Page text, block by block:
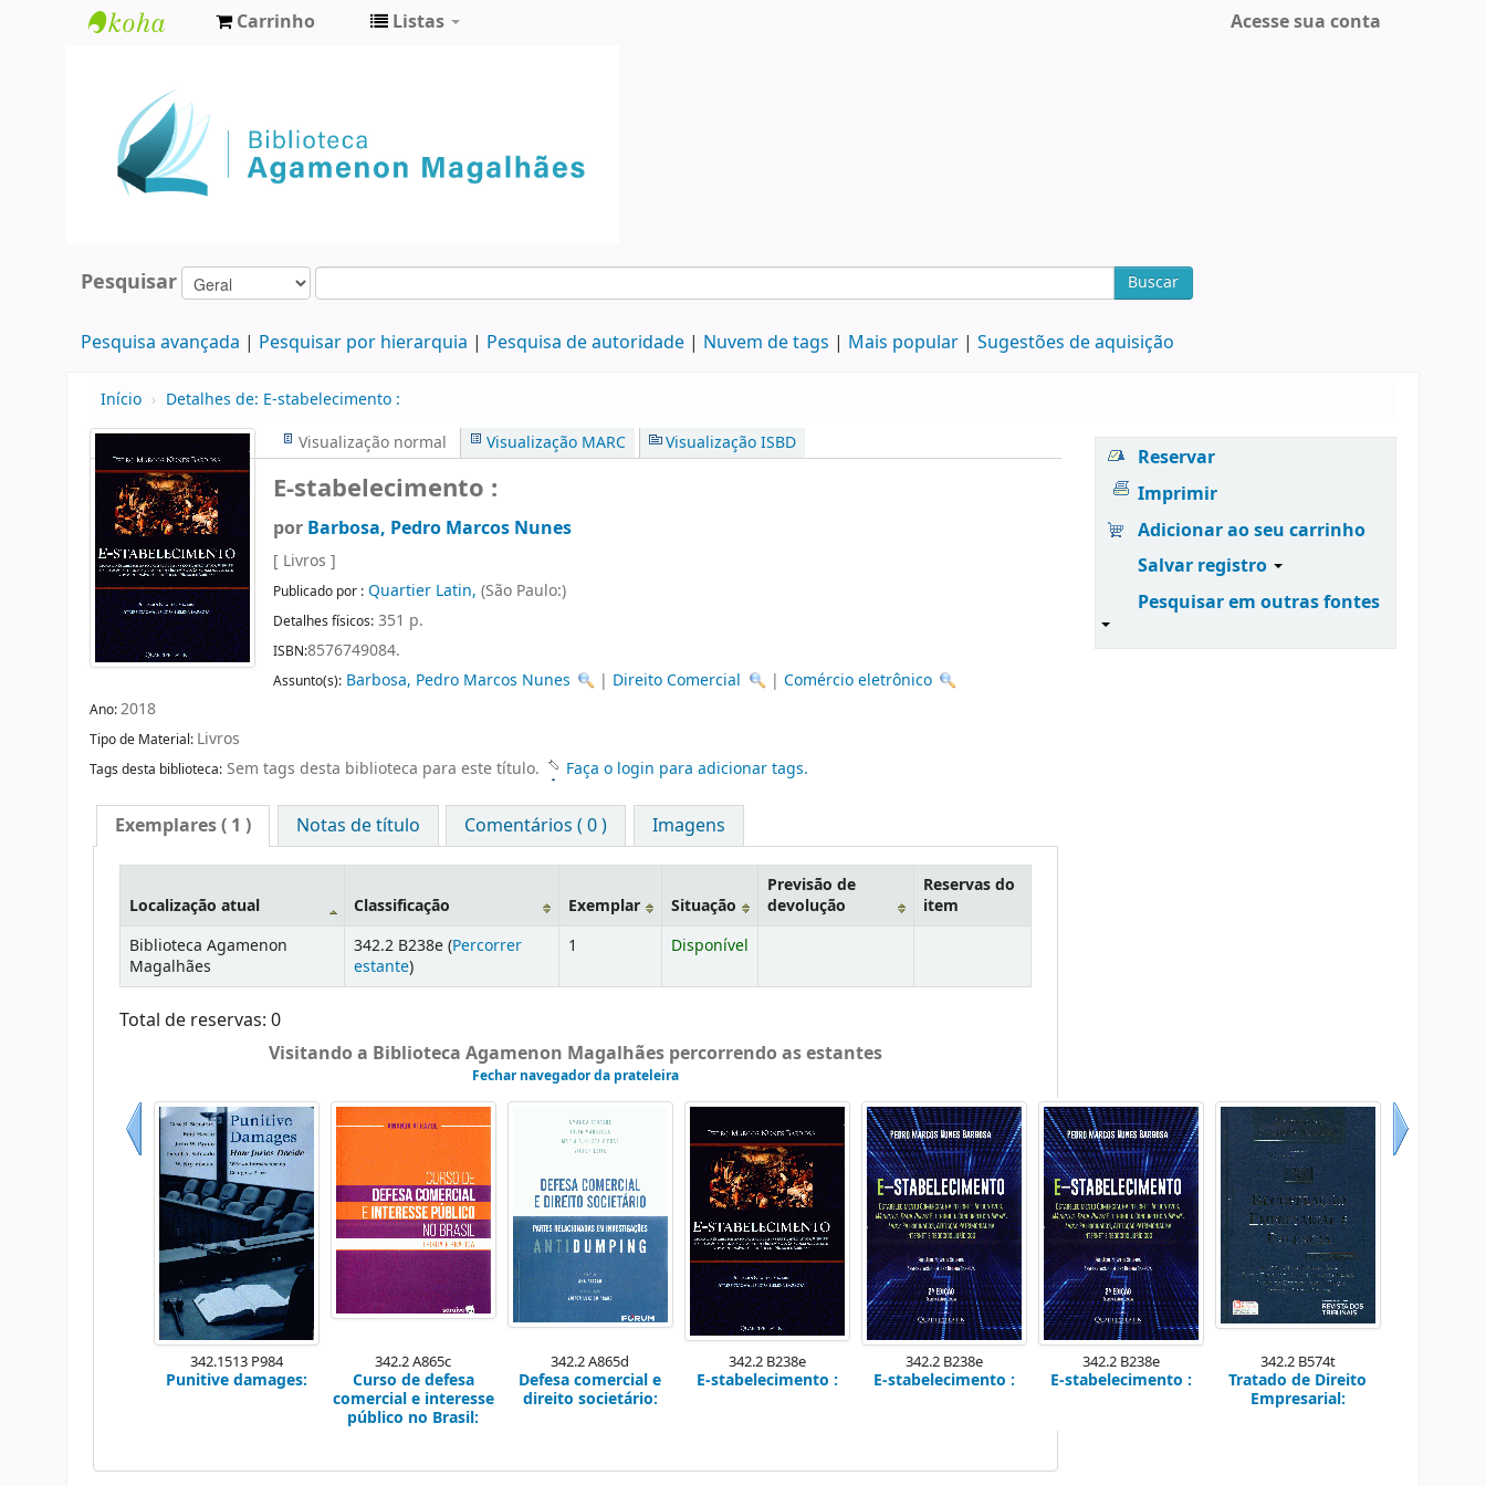
Agamenon
Magalhães
Carrinho Listas Acesse sua conta
Pesquisar Buscar
Pesquisa avançada Pesquisar por hierarquia Pesquisa de autoridade Nuvem de tags Mais popular Sugestões de aquisição
Início › Detalhes de: E-stabelecimento :
Visualização normal
Visualização MARC Visualização ISBD
E-stabelecimento :
por Barbosa, Pedro Marcos Nunes
[ Livros ]
Publicado por : Quartier Latin, (São Paulo:)
Detalhes físicos: 351 p.
ISBN:8576749084.
Assunto(s): Barbosa, Pedro Marcos Nunes | Direito Comercial | Comércio eletrônico
Ano:2018
Tipo de Material: Livros
Tags desta biblioteca: Sem tags desta biblioteca para este título. Faça o login para adicionar tags.
Exemplares( 1 ) Notas de título Comentários ( 0 ) Imagens
Localização atual Classificação Exemplar Situação
Previsão de
devolução
Reservas do
item
Biblioteca Agamenon
Magalhães
342.2 B238e (Percorrer
estante)
1 Disponível
Total de reservas: 0
Visitando a Biblioteca Agamenon Magalhães percorrendo as estantes
Fechar navegador da prateleira
Anterior
342.1513 P984
Punitive damages:
342.2 A865c
Curso de defesa
comercial e interesse
público no Brasil:
342.2 A865d
Defesa comercial e
direito societário:
342.2 B238e
E-stabelecimento :
342.2 B238e
E-stabelecimento :
342.2 B238e
E-stabelecimento :
342.2 B574t
Tratado de Direito
Empresarial:
Reservar
Imprimir
Adicionar ao seu carrinho
Salvar registro
Pesquisar em outras fontes